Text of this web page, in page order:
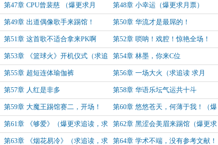
票） 求月票）
第47章 CPU曾裴慈 （爆更求月
票）
第48章 小幸运（爆更求月票）
第49章 出道偶像歌手来踢馆！ 第50章 华流才是最屌的！
第51章 这首歌不适合拿来PK啊 第52章 唢呐！戏腔！惊艳全场！
（求追读，求月票！））
第53章 《篮球火》开机仪式（求追
读）
第54章 林墨，你来C位
第55章 超短连体瑜伽裤 第56章 一场大火（求追读 求月
票）
第57章 人红是非多 第58章 华语乐坛气运共十斗
第59章 大魔王踢馆赛二，开场！ 第60章 悠悠苍天，何薄于我！（爆
更求月票！求追读！）
第61章 《够爱》（爆更求追读，求
月票！）
第62章 黑涩会美眉来踢馆（爆更求
月票，求追读！）
第63章 《烟花易冷》（求追读，求 第64章 学术不端，没有参考文献！